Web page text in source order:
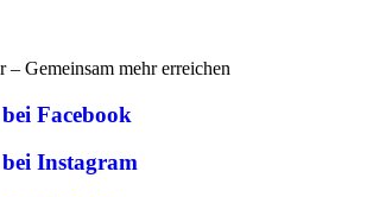
Gemeinsam mehr erreichen
Facebook
Instagram